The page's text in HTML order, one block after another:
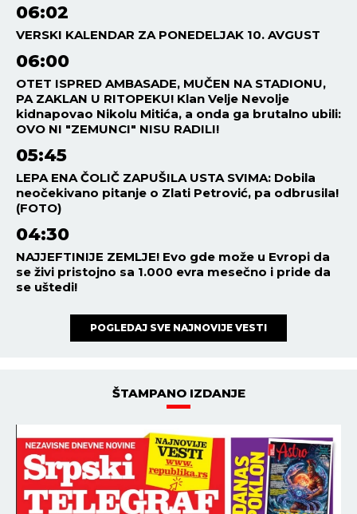
06:02
VERSKI KALENDAR ZA PONEDELJAK 10. AVGUST
06:00
OTET ISPRED AMBASADE, MUČEN NA STADIONU,
PA ZAKLAN U RITOPEKU! Klan Velje Nevolje
kidnapovao Nikolu Mitića, a onda ga brutalno ubili:
OVO NI "ZEMUNCI" NISU RADILI!
05:45
LEPA ENA ČOLIČ ZAPUŠILA USTA SVIMA: Dobila
neočekivano pitanje o Zlati Petrović, pa odbrusila!
(FOTO)
04:30
NAJJEFTINIJE ZEMLJE! Evo gde može u Evropi da
se živi pristojno sa 1.000 evra mesečno i pride da
se uštedi!
POGLEDAJ SVE NAJNOVIJE VESTI
ŠTAMPANO IZDANJE